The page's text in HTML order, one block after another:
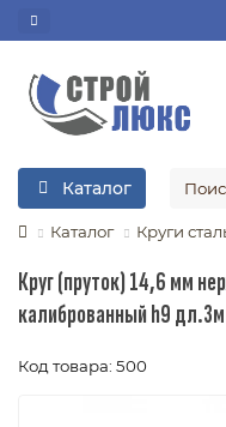
Каталог
Каталог Круги
Круг (пруток) 14,6 мм
калиброванный h9 дл.3м
Код товара: 500